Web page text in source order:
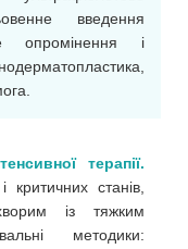
введення
опромінення і
терапії.
критичних станів,
із тяжким
методики: